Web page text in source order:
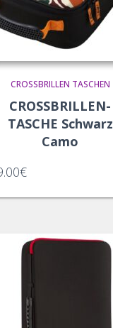
CROSSBRILLEN TASCHEN
CROSSBRILLEN-
TASCHE Schwarz
Camo
€